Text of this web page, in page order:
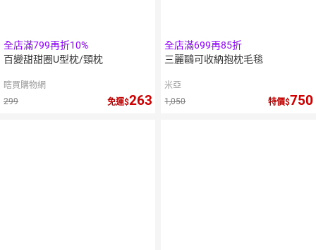
全店滿799再折10%
百變甜甜圈U型枕/頸枕
瞎買購物網
299
免運 263
全店滿699再85折
三麗鷗可收納抱枕毛毯
米亞
1,050
特價 750